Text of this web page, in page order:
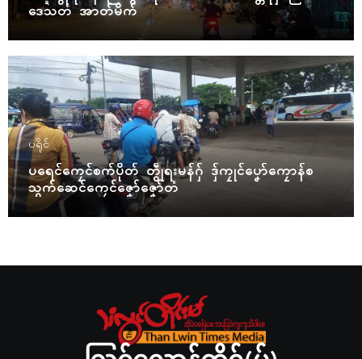
ဒေသတံ အာတ်မိက်
ပရိုၚ်
ပရေၚ်ကၠေၚ်စက်ပိုတ် တွဵုရးမန်ဂှ် ဒှ်ကၠုၚ်ပၞော်ကၠောန်စ
သွက်ဆေၚ်ကၠေၚ်ဇၞော်ဇၞော်တံ